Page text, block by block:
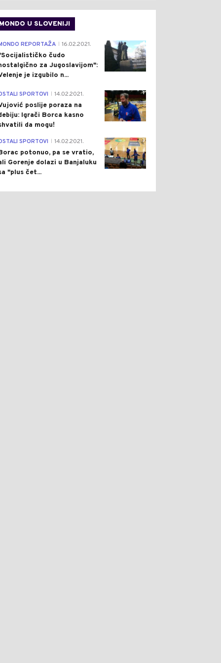
MONDO U SLOVENIJI
4
REPORTAŽA 16.02.2021.
čudo
za Jugoslavijom":
je izgubilo n...
1
SPORTOVI 14.02.2021.
poslije poraza na
Igrači Borca kasno
da mogu!
3
SPORTOVI 14.02.2021.
potonuo, pa se vratio,
Gorenje dolazi u Banjaluku
"plus čet...